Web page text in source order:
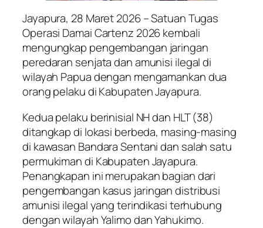
Jayapura, 28 Maret 2026 – Satuan Tugas
Operasi Damai Cartenz 2026 kembali
mengungkap pengembangan jaringan
peredaran senjata dan amunisi ilegal di
wilayah Papua dengan mengamankan dua
orang pelaku di Kabupaten Jayapura.
Kedua pelaku berinisial NH dan HLT (38)
ditangkap di lokasi berbeda, masing-masing
di kawasan Bandara Sentani dan salah satu
permukiman di Kabupaten Jayapura.
Penangkapan ini merupakan bagian dari
pengembangan kasus jaringan distribusi
amunisi ilegal yang terindikasi terhubung
dengan wilayah Yalimo dan Yahukimo.